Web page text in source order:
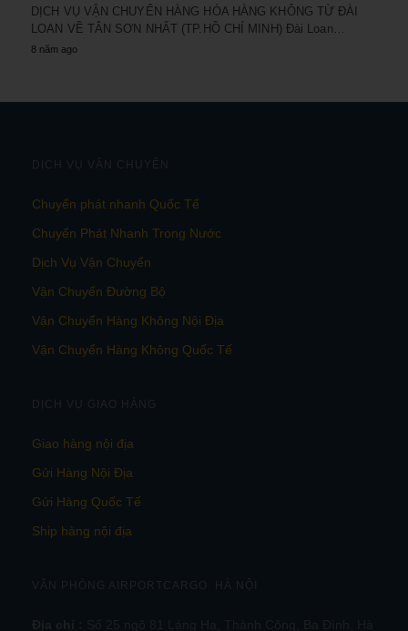
DỊCH VỤ VẬN CHUYỂN HÀNG HÓA HÀNG KHÔNG TỪ ĐÀI
LOAN VỀ TÂN SƠN NHẤT (TP.HỒ CHÍ MINH) Đài Loan…
8 năm ago
DỊCH VỤ VẬN CHUYỂN
Chuyển phát nhanh Quốc Tế
Chuyển Phát Nhanh Trong Nước
Dịch Vụ Vận Chuyển
Vận Chuyển Đường Bộ
Vận Chuyển Hàng Không Nội Địa
Vận Chuyển Hàng Không Quốc Tế
DỊCH VỤ GIAO HÀNG
Giao hàng nội địa
Gửi Hàng Nội Địa
Gửi Hàng Quốc Tế
Ship hàng nội địa
VĂN PHÒNG AIRPORTCARGO HÀ NỘI